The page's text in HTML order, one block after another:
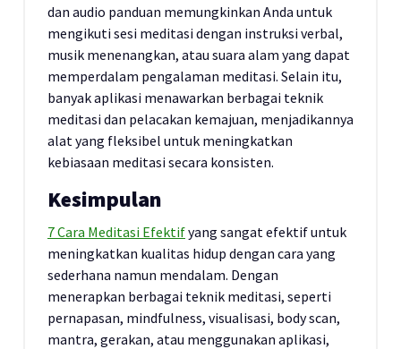
dan audio panduan memungkinkan Anda untuk
mengikuti sesi meditasi dengan instruksi verbal,
musik menenangkan, atau suara alam yang dapat
memperdalam pengalaman meditasi. Selain itu,
banyak aplikasi menawarkan berbagai teknik
meditasi dan pelacakan kemajuan, menjadikannya
alat yang fleksibel untuk meningkatkan
kebiasaan meditasi secara konsisten.
Kesimpulan
7 Cara Meditasi Efektifyang sangat efektif untuk
meningkatkan kualitas hidup dengan cara yang
sederhana namun mendalam. Dengan
menerapkan berbagai teknik meditasi, seperti
pernapasan, mindfulness, visualisasi, body scan,
mantra, gerakan, atau menggunakan aplikasi,